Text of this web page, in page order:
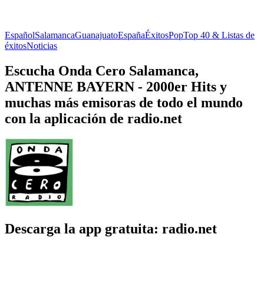
EspañolSalamancaGuanajuatoEspañaÉxitosPopTop 40 & Listas de
éxitosNoticias
Escucha Onda Cero Salamanca,
ANTENNE BAYERN - 2000er Hits y
muchas más emisoras de todo el mundo
con la aplicación de radio.net
Descarga la app gratuita: radio.net